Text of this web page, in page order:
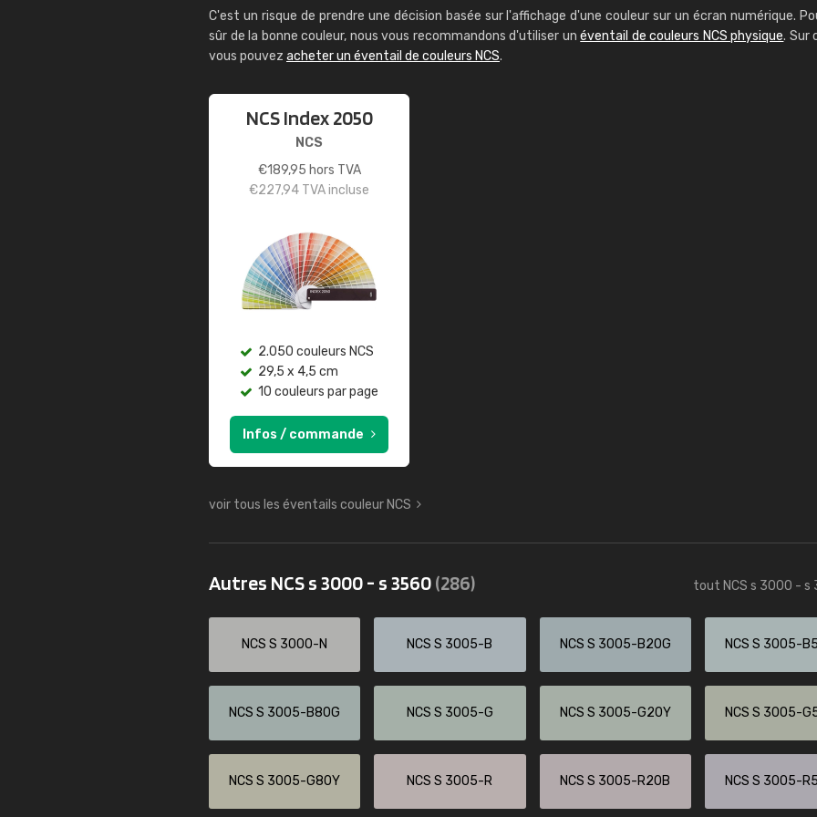
C'est un risque de prendre une décision basée sur l'affichage d'une couleur sur un écran numérique.
sûr de la bonne couleur, nous vous recommandons d'utiliser unéventail de couleurs NCS physique. Sur
vous pouvez acheter un éventail de couleurs NCS.
NCS Index 2050
NCS
€189,95 hors TVA
€227,94 TVA incluse
2.050 couleurs NCS
29,5 x 4,5 cm
10 couleurs par page
Infos / commande
voir tous les éventails couleur NCS
Autres NCS s 3000 - s 3560(286) tout NCS s 3000 - s
NCS S 3000-N NCS S 3005-B NCS S 3005-B20G NCS S 3005-
NCS S 3005-B80G NCS S 3005-G NCS S 3005-G20Y NCS S 3005-
NCS S 3005-G80Y NCS S 3005-R NCS S 3005-R20B NCS S 3005-